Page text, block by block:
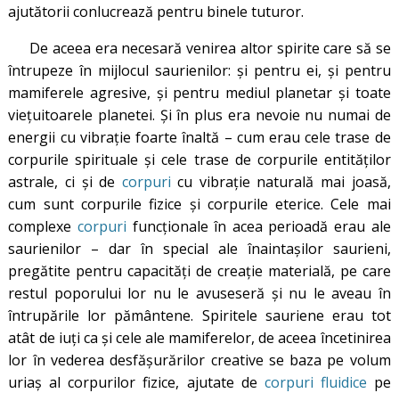
ajutătorii conlucrează pentru binele tuturor.
De aceea era necesară venirea altor spirite care să se
întrupeze în mijlocul saurienilor: și pentru ei, și pentru
mamiferele agresive, și pentru mediul planetar și toate
viețuitoarele planetei. Și în plus era nevoie nu numai de
energii cu vibrație foarte înaltă – cum erau cele trase de
corpurile spirituale și cele trase de corpurile entităților
astrale, ci și de corpuri cu vibrație naturală mai joasă,
cum sunt corpurile fizice și corpurile eterice. Cele mai
complexecorpuri funcționale în acea perioadă erau ale
saurienilor – dar în special ale înaintașilor saurieni,
pregătite pentru capacități de creație materială, pe care
restul poporului lor nu le avuseseră și nu le aveau în
întrupările lor pământene. Spiritele sauriene erau tot
atât de iuți ca și cele ale mamiferelor, de aceea încetinirea
lor în vederea desfășurărilor creative se baza pe volum
uriaș al corpurilor fizice, ajutate de corpuri fluidice pe